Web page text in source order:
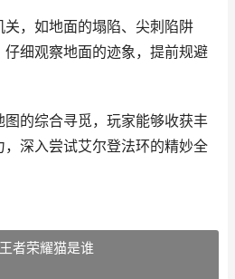
关，如地面的塌陷、尖刺陷阱
细观察地面的迹象，提前规避
的综合寻觅，玩家能够收获丰
深入尝试艾尔登法环的精妙全
者荣耀猫是谁